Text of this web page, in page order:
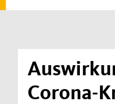
Über mich
Dafür stehe ich
Corona-